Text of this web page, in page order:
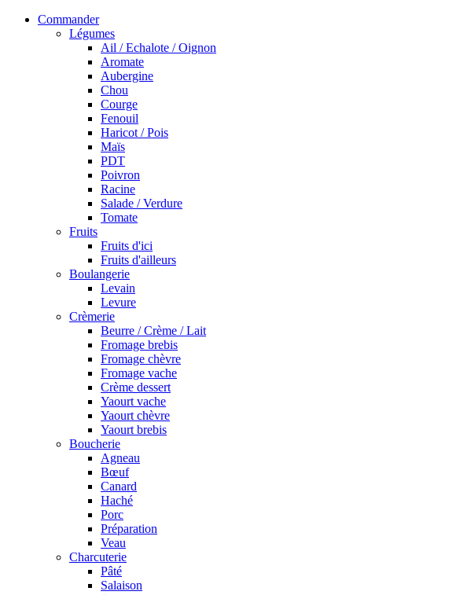
Commander
Légumes
Ail / Echalote / Oignon
Aromate
Aubergine
Chou
Courge
Fenouil
Haricot / Pois
Maïs
PDT
Poivron
Racine
Salade / Verdure
Tomate
Fruits
Fruits d'ici
Fruits d'ailleurs
Boulangerie
Levain
Levure
Crèmerie
Beurre / Crème / Lait
Fromage brebis
Fromage chèvre
Fromage vache
Crème dessert
Yaourt vache
Yaourt chèvre
Yaourt brebis
Boucherie
Agneau
Bœuf
Canard
Haché
Porc
Préparation
Veau
Charcuterie
Pâté
Salaison